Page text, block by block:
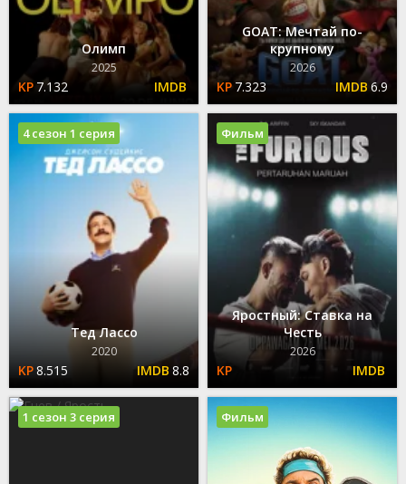
Олимп
2025
7.132
GOAT: Мечтай по-
крупному
2026
7.323 6.9
Тед Лассо
2020
8.515 8.8
4 сезон 1 серия
Яростный: Ставка на
Честь
2026
Фильм
1 сезон 3 серия Фильм